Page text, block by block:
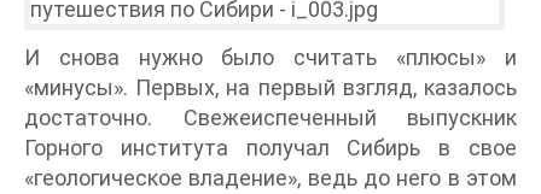
И снова нужно было считать «плюсы» и
«минусы». Первых, на первый взгляд, казалось
достаточно. Свежеиспеченный выпускник
Горного института получал Сибирь в свое
«геологическое владение», ведь до него в этом